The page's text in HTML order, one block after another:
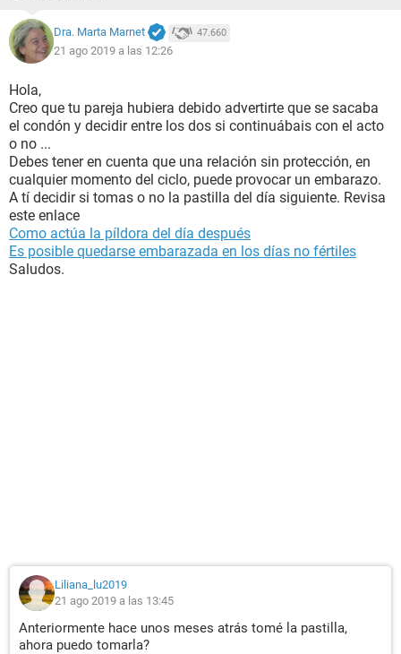
Dra. Marta Marnet 47.660
21 ago 2019 a las 12:26
Hola,
Creo que tu pareja hubiera debido advertirte que se sacaba
el condón y decidir entre los dos si continuábais con el acto
o no ...
Debes tener en cuenta que una relación sin protección, en
cualquier momento del ciclo, puede provocar un embarazo.
A tí decidir si tomas o no la pastilla del día siguiente. Revisa
este enlace
Como actúa la píldora del día después
Es posible quedarse embarazada en los días no fértiles
Saludos.
Liliana_lu2019
21 ago 2019 a las 13:45
Anteriormente hace unos meses atrás tomé la pastilla,
ahora puedo tomarla?